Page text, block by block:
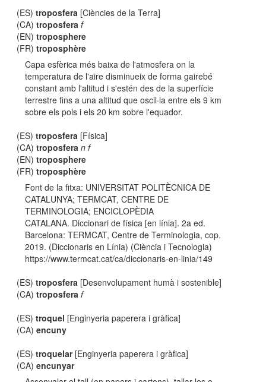
(ES)troposfera [Ciències de la Terra]
(CA)troposfera f
(EN)troposphere
(FR)troposphère
Capa esfèrica més baixa de l'atmosfera on la
temperatura de l'aire disminueix de forma gairebé
constant amb l'altitud i s'estén des de la superfície
terrestre fins a una altitud que oscil·la entre els 9 km
sobre els pols i els 20 km sobre l'equador.
(ES)troposfera [Física]
(CA)troposfera n f
(EN)troposphere
(FR)troposphère
Font de la fitxa: UNIVERSITAT POLITÈCNICA DE
CATALUNYA; TERMCAT, CENTRE DE
TERMINOLOGIA; ENCICLOPÈDIA
CATALANA. Diccionari de física [en línia]. 2a ed.
Barcelona: TERMCAT, Centre de Terminologia, cop.
2019. (Diccionaris en Línia) (Ciència i Tecnologia)
https://www.termcat.cat/ca/diccionaris-en-linia/149
(ES)troposfera [Desenvolupament humà i sostenible]
(CA)troposfera f
(ES)troquel [Enginyeria paperera i gràfica]
(CA)encuny
(ES)troquelar[Enginyeria paperera i gràfica]
(CA)encunyar